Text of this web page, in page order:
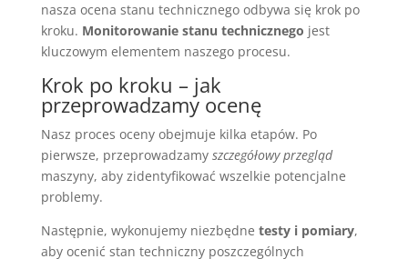
nasza ocena stanu technicznego odbywa się krok po
kroku. Monitorowanie stanu technicznego jest
kluczowym elementem naszego procesu.
Krok po kroku – jak
przeprowadzamy ocenę
Nasz proces oceny obejmuje kilka etapów. Po
pierwsze, przeprowadzamy szczegółowy przegląd
maszyny, aby zidentyfikować wszelkie potencjalne
problemy.
Następnie, wykonujemy niezbędne testy i pomiary,
aby ocenić stan techniczny poszczególnych